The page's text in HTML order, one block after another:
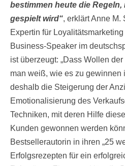
bestimmen heute die
gespielt wird“, erklärt Anne M.
Expertin für
Business-Speaker im
ist überzeugt: „Dass Wollen
man weiß, wie es zu gewinnen
deshalb die Steigerung der
Emotionalisierung des
Techniken, mit deren Hilfe
Kunden gewonnen werden
Bestsellerautorin in ihren „25
Erfolgsrezepten für ein